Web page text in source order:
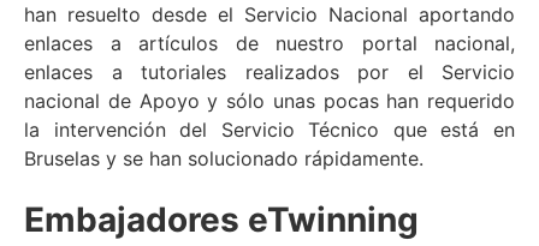
han resuelto desde el Servicio Nacional aportando
enlaces a artículos de nuestro portal nacional,
enlaces a tutoriales realizados por el Servicio
nacional de Apoyo y sólo unas pocas han requerido
la intervención del Servicio Técnico que está en
Bruselas y se han solucionado rápidamente.
Embajadores eTwinning